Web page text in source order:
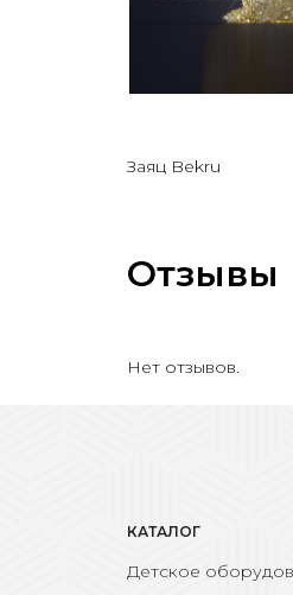
Заяц Bekru
Отзывы
Нет отзывов.
КАТАЛОГ
Детское